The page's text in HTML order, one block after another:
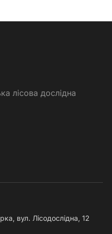
лісова дослідна
вул. Лісодослідна, 12